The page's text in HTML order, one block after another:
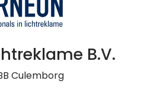
B.V.
Culemborg